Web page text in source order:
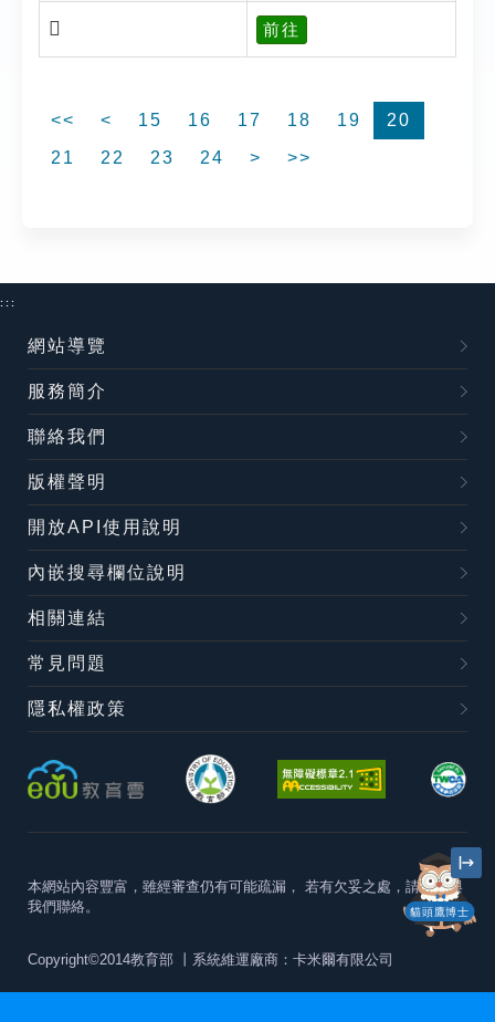
𡨻 前往
<< < 15 16 17 18 19
20
21
22 23 24 > >>
貓頭鷹博士
:::
網站導覽
服務簡介
聯絡我們
版權聲明
開放API使用說明
內嵌搜尋欄位說明
相關連結
常見問題
隱私權政策
本網站內容豐富，雖經審查仍有可能疏漏， 若有欠妥之處，請隨時與
我們聯絡。
Copyright©2014教育部 丨系統維運廠商：卡米爾有限公司